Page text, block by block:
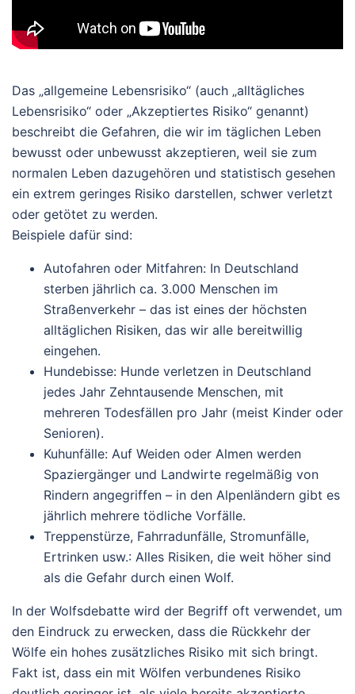
Das „allgemeine Lebensrisiko“ (auch „alltägliches
Lebensrisiko“ oder „Akzeptiertes Risiko“ genannt)
beschreibt die Gefahren, die wir im täglichen Leben
bewusst oder unbewusst akzeptieren, weil sie zum
normalen Leben dazugehören und statistisch gesehen
ein extrem geringes Risiko darstellen, schwer verletzt
oder getötet zu werden.
Beispiele dafür sind:
Autofahren oder Mitfahren: In Deutschland
sterben jährlich ca. 3.000 Menschen im
Straßenverkehr – das ist eines der höchsten
alltäglichen Risiken, das wir alle bereitwillig
eingehen.
Hundebisse: Hunde verletzen in Deutschland
jedes Jahr Zehntausende Menschen, mit
mehreren Todesfällen pro Jahr (meist Kinder oder
Senioren).
Kuhunfälle: Auf Weiden oder Almen werden
Spaziergänger und Landwirte regelmäßig von
Rindern angegriffen – in den Alpenländern gibt es
jährlich mehrere tödliche Vorfälle.
Treppenstürze, Fahrradunfälle, Stromunfälle,
Ertrinken usw.: Alles Risiken, die weit höher sind
als die Gefahr durch einen Wolf.
In der Wolfsdebatte wird der Begriff oft verwendet, um
den Eindruck zu erwecken, dass die Rückkehr der
Wölfe ein hohes zusätzliches Risiko mit sich bringt.
Fakt ist, dass ein mit Wölfen verbundenes Risiko